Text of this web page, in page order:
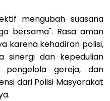
mengubah suasana
bersama". Rasa aman
karena kehadiran polisi,
sinergi dan kepedulian
gereja, dan
dari Polisi Masyarakat